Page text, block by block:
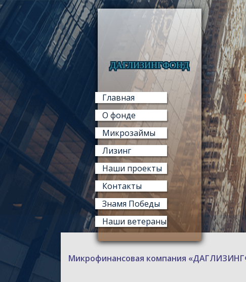
ДАГЛИЗИНГФОНД
Главная
О фонде
Микрозаймы
Лизинг
Наши проекты
Контакты
Знамя Победы
Наши ветераны
Микрофинансовая компания